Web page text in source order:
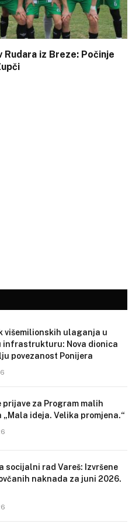
iz Breze: Počinje
višemilionskih ulaganja u
infrastrukturu: Nova dionica
povezanost Ponijera
prijave za Program malih
ideja. Velika promjena.“
socijalni rad Vareš: Izvršene
naknada za juni 2026.